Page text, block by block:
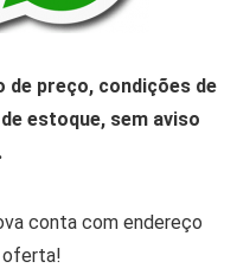
preço, condições de
estoque, sem aviso
conta com endereço
oferta!